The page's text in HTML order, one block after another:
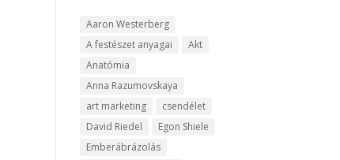
Aaron Westerberg
A festészet anyagai
Akt
Anatómia
Anna Razumovskaya
art marketing
csendélet
David Riedel
Egon Shiele
Emberábrázolás